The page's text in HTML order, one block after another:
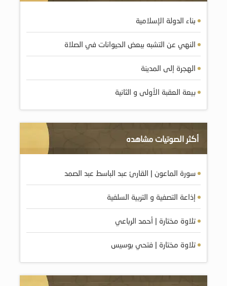
بناء الدولة الإسلامية
النهي عن التشبه ببعض الحيوانات في الصلاة
الهجرة إلى المدينة
بيعة العقبة الأولى و الثانية
أكثر الصوتيات مشاهده
سورة الماعون | القارئ عبد الباسط عبد الصمد
إذاعة التصفية و التربية السلفية
تلاوة مختارة | أحمد الرباعي
تلاوة مختارة | فتحي بوسيس